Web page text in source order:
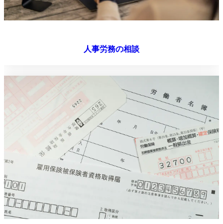
人事労務の相談